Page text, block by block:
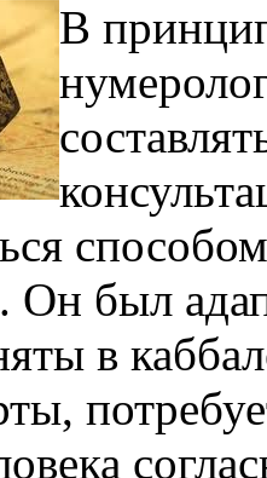
В
Он был
в